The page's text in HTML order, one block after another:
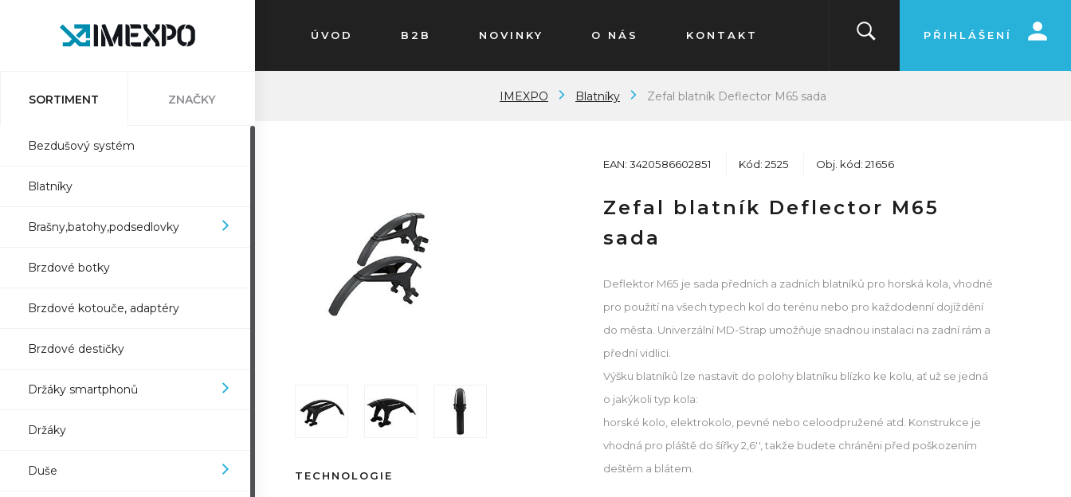
SORTIMENT ZNAČKY
Bezdušový systém
Blatníky
Brašny,batohy,podsedlovky
Brzdové botky
Brzdové kotouče, adaptéry
Brzdové destičky
Držáky smartphonů
Držáky
Duše
ÚVOD B2B NOVINKY O NÁS KONTAKT PŘIHLÁŠENÍ
IMEXPO Blatníky Zefal blatník Deflector M65 sada
EAN: 3420586602851 Kód: 2525 Obj. kód: 21656
Zefal blatník Deflector M65
sada
Deflektor M65 je sada předních a zadních blatníků pro horská kola, vhodné
pro použití na všech typech kol do terénu nebo pro každodenní dojíždění
do města. Univerzální MD-Strap umožňuje snadnou instalaci na zadní rám a
přední vidlici.
Výšku blatníků lze nastavit do polohy blatníku blízko ke kolu, ať už se jedná
o jakýkoli typ kola:
horské kolo, elektrokolo, pevné nebo celoodpružené atd. Konstrukce je
vhodná pro pláště do šířky 2,6'', takže budete chráněni před poškozením
deštěm a blátem.
TECHNOLOGIE